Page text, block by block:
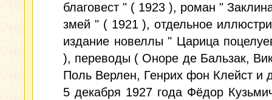
благовест " ( 1923 ), роман "
змей " ( 1921 ), отдельное
издание новеллы " Царица
), переводы ( Оноре де Бальзак,
Поль Верлен, Генрих фон Клейст и
5 декабря 1927 года Фёдор